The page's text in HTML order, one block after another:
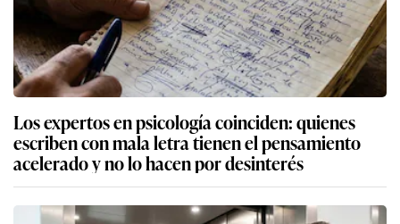
Los expertos en psicología coinciden: quienes
escriben con mala letra tienen el pensamiento
acelerado y no lo hacen por desinterés